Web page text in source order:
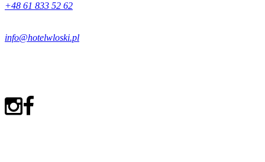
+48 61 833 52 62
info@hotelwloski.pl